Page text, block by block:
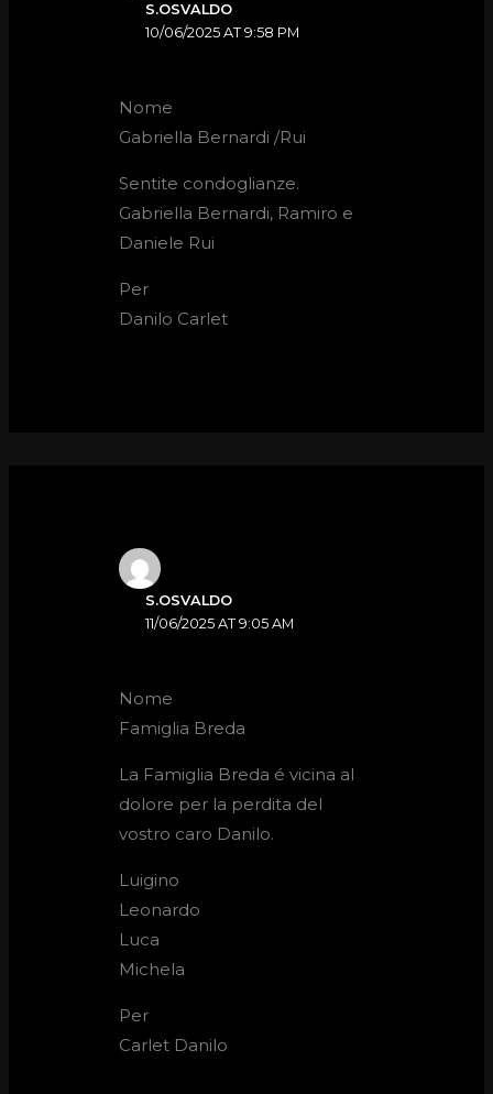
S.OSVALDO
10/06/2025 AT 9:58 PM
Nome
Gabriella Bernardi /Rui
Sentite condoglianze.
Gabriella Bernardi, Ramiro e
Daniele Rui
Per
Danilo Carlet
S.OSVALDO
11/06/2025 AT 9:05 AM
Nome
Famiglia Breda
La Famiglia Breda é vicina al
dolore per la perdita del
vostro caro Danilo.
Luigino
Leonardo
Luca
Michela
Per
Carlet Danilo